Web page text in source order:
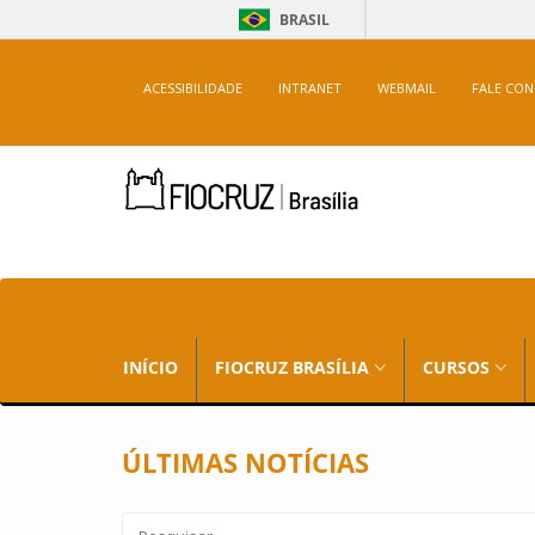
BRASIL
ACESSIBILIDADE INTRANET WEBMAIL FALE
INÍCIO FIOCRUZ BRASÍLIA CURSOS
ÚLTIMAS NOTÍCIAS